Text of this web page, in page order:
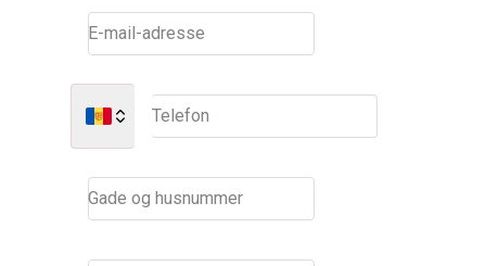
E-mail-adresse
Telefon
Gade og husnummer